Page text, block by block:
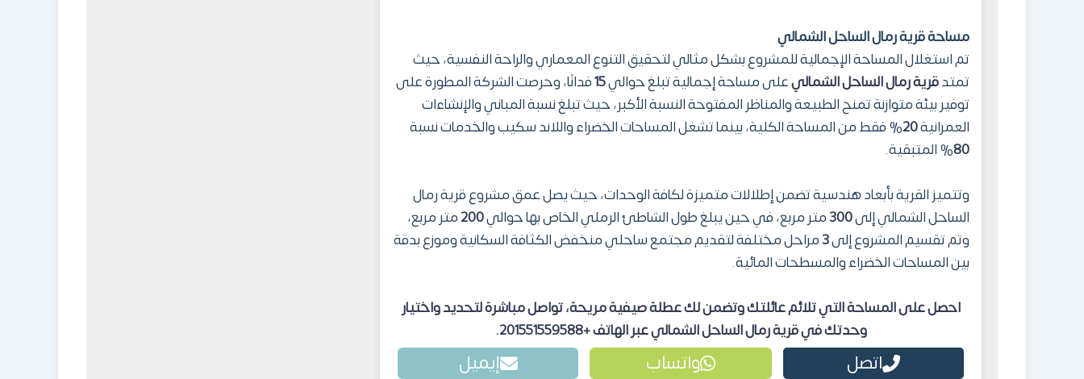
مساحةقرية رمال الساحل الشمالي
تم استغلال المساحة الإجمالية للمشروع بشكل مثالي لتحقيق التنوع المعماري والراحة النفسية، حيث
تمتدقرية رمال الساحل الشماليعلى مساحة إجمالية تبلغ حوالي15فدانًا، وحرصت الشركة المطورة على
توفير بيئة متوازنة تمنح الطبيعة والمناظر المفتوحة النسبة الأكبر، حيث تبلغ نسبة المباني والإنشاءات
العمرانية20% فقط من المساحة الكلية، بينما تشغل المساحات الخضراء واللاند سكيب والخدمات نسبة
80% المتبقية.
وتتميز القرية بأبعاد هندسية تضمن إطلالات متميزة لكافة الوحدات، حيث يصل عمق مشروع قرية رمال
الساحل الشمالي إلى300متر مربع، في حين يبلغ طول الشاطئ الرملي الخاص بها حوالي200متر مربع،
وتم تقسيم المشروع إلى3مراحل مختلفة لتقديم مجتمع ساحلي منخفض الكثافة السكانية وموزع بدقة
بين المساحات الخضراء والمسطحات المائية.
احصل على المساحة التي تلائم عائلتك وتضمن لك عطلة صيفية مريحة، تواصل مباشرة لتحديد واختيار
وحدتكفيقرية رمال الساحل الشماليعبر الهاتف +201551559588 .
اتصل واتساب إيميل